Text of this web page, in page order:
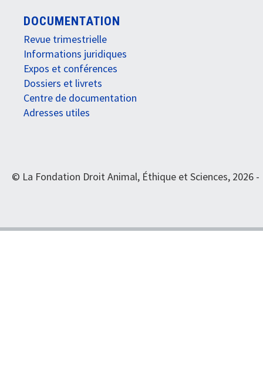
DOCUMENTATION
Revue trimestrielle
Informations juridiques
Expos et conférences
Dossiers et livrets
Centre de documentation
Adresses utiles
© La Fondation Droit Animal, Éthique et Sciences, 2026 -